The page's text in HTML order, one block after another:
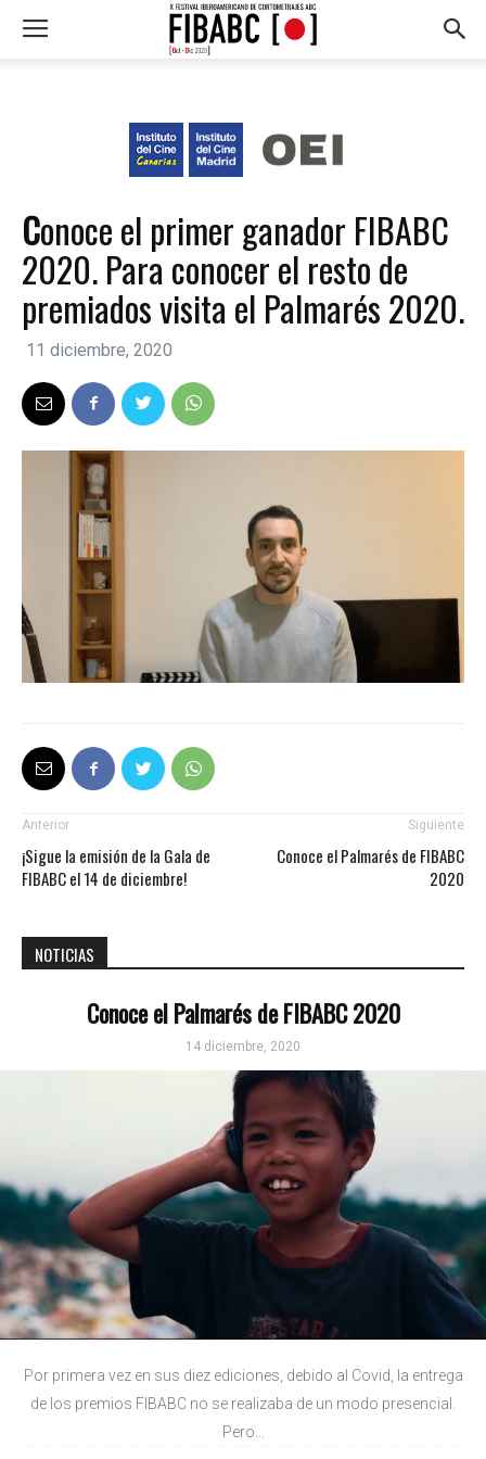
Conoce el primer ganador FIBABC
2020. Para conocer el resto de
premiados visita el Palmarés 2020.
11 diciembre, 2020
Anterior
¡Sigue la emisión de la Gala de
FIBABC el 14 de diciembre!
Siguiente
Conoce el Palmarés de FIBABC
2020
NOTICIAS
Conoce el Palmarés de FIBABC 2020
14 diciembre, 2020
Por primera vez en sus diez ediciones, debido al Covid, la entrega
de los premios FIBABC no se realizaba de un modo presencial.
Pero...